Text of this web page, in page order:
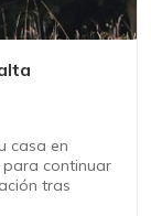
casa en
continuar
tras